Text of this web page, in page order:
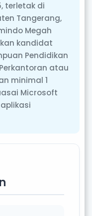
terletak di
Tangerang,
Megah
kandidat
Pendidikan
atau
minimal 1
Microsoft